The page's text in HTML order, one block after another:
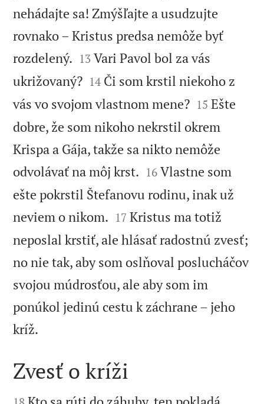
nehádajte sa! Zmýšľajte a usudzujte
rovnako – Kristus predsa nemôže byť
rozdelený. 

13 Vari Pavol bol za vás
ukrižovaný?
14 Či som krstil niekoho z
vás vo svojom vlastnom mene?
15 Ešte
dobre, že som nikoho nekrstil okrem
Krispa a Gája, takže sa nikto nemôže
odvolávať na môj krst. 

16 Vlastne som
ešte pokrstil Štefanovu rodinu, inak už
neviem o nikom. 

17 Kristus ma totiž
neposlal krstiť, ale hlásať radostnú zvesť;
no nie tak, aby som oslňoval poslucháčov
svojou múdrosťou, ale aby som im
ponúkol jedinú cestu k záchrane – jeho
kríž.
Zvesť o kríži